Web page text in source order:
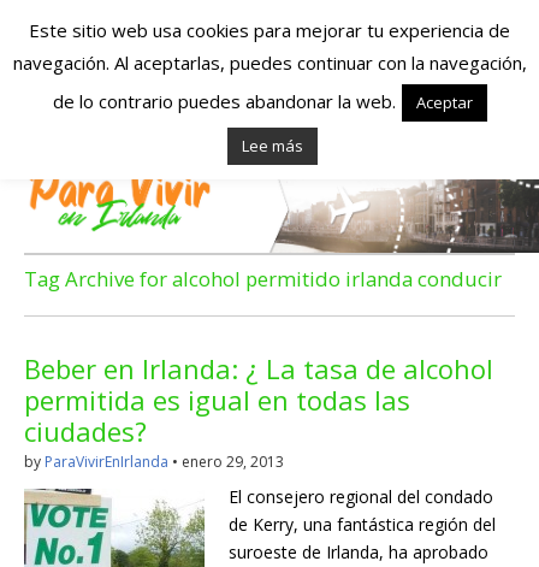
Españoles en
Irlanda – Vivir en
Irlanda – Trabajo
en Irlanda –
Alojamiento en
Irlanda
Blog dedicado a los que viven, estudian y trabajan en
Irlanda!
Tag Archive for alcohol permitido irlanda conducir
Beber en Irlanda: ¿ La tasa de alcohol
permitida es igual en todas las
ciudades?
by ParaVivirEnIrlanda • enero 29, 2013
El consejero regional del condado
de Kerry, una fantástica región del
suroeste de Irlanda, ha aprobado
Este sitio web usa cookies para mejorar tu experiencia de
navegación. Al aceptarlas, puedes continuar con la navegación,
de lo contrario puedes abandonar la web.
Aceptar
Lee más